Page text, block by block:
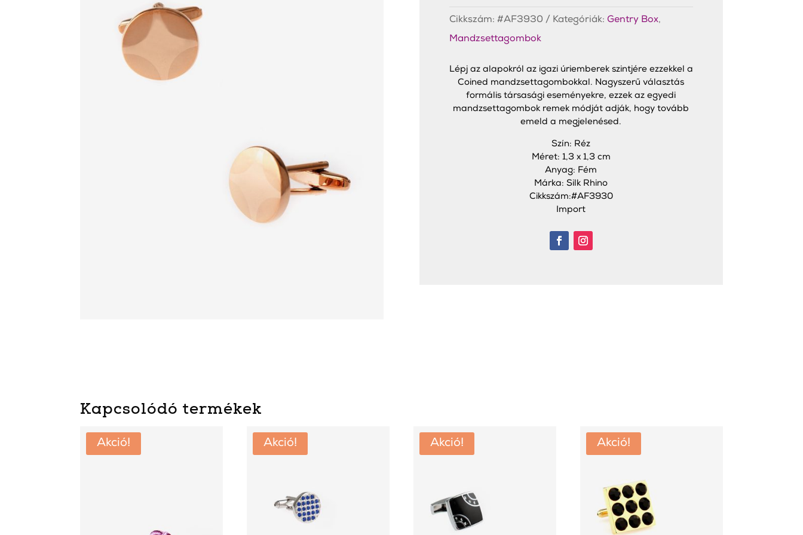
Cikkszám: #AF3930 Kategóriák: Gentry Box,
Mandzsettagombok
Lépj az alapokról az igazi úriemberek szintjére ezzekkel a
Coined mandzsettagombokkal. Nagyszerű választás
formális társasági eseményekre, ezzek az egyedi
mandzsettagombok remek módját adják, hogy tovább
emeld a megjelenésed.
Szín: Réz
Méret: 1,3 x 1,3 cm
Anyag: Fém
Márka: Silk Rhino
Cikkszám:#AF3930
Import
Kapcsolódó termékek
Akció! Akció! Akció! Akció!